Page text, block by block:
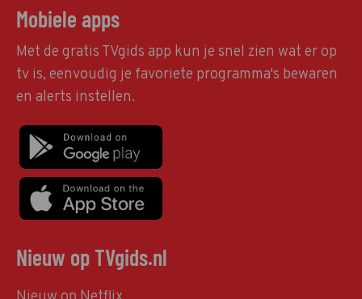
Mobiele apps
Met de gratis TVgids app kun je snel zien wat er op
tv is, eenvoudig je favoriete programma's bewaren
en alerts instellen.
Nieuw op TVgids.nl